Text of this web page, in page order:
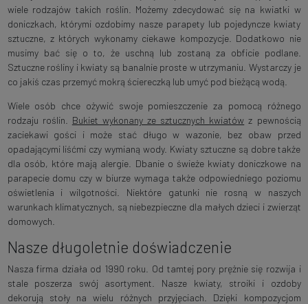
wiele rodzajów takich roślin. Możemy zdecydować się na kwiatki w
doniczkach, którymi ozdobimy nasze parapety lub pojedyncze kwiaty
sztuczne, z których wykonamy ciekawe kompozycje. Dodatkowo nie
musimy bać się o to, że uschną lub zostaną za obficie podlane.
Sztuczne rośliny i kwiaty są banalnie proste w utrzymaniu. Wystarczy je
co jakiś czas przemyć mokrą ściereczką lub umyć pod bieżącą wodą.
Wiele osób chce ożywić swoje pomieszczenie za pomocą różnego
rodzaju roślin. Bukiet wykonany ze sztucznych kwiatów z pewnością
zaciekawi gości i może stać długo w wazonie, bez obaw przed
opadającymi liśćmi czy wymianą wody. Kwiaty sztuczne są dobre także
dla osób, które mają alergie. Dbanie o świeże kwiaty doniczkowe na
parapecie domu czy w biurze wymaga także odpowiedniego poziomu
oświetlenia i wilgotności. Niektóre gatunki nie rosną w naszych
warunkach klimatycznych, są niebezpieczne dla małych dzieci i zwierząt
domowych.
Nasze długoletnie doświadczenie
Nasza firma działa od 1990 roku. Od tamtej pory prężnie się rozwija i
stale poszerza swój asortyment. Nasze kwiaty, stroiki i ozdoby
dekorują stoły na wielu różnych przyjęciach. Dzięki kompozycjom